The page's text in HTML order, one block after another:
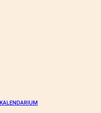
KALENDARIUM